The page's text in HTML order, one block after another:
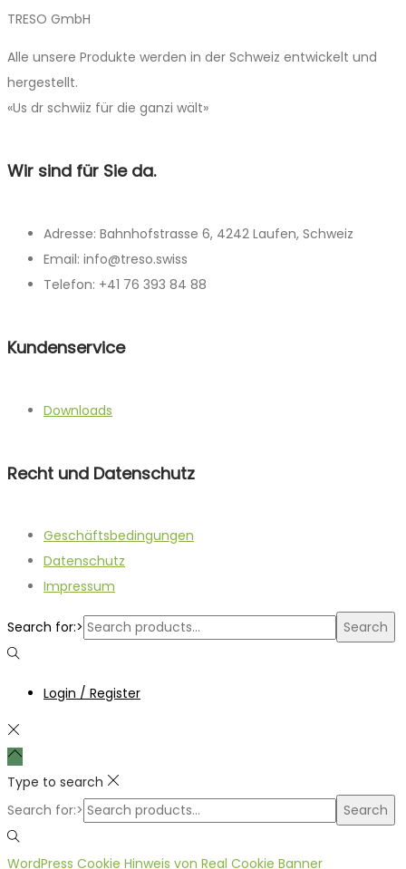
TRESO GmbH
Alle unsere Produkte werden in der Schweiz entwickelt und
hergestellt.
«Us dr schwiiz für die ganzi wält»
Wir sind für Sie da.
Adresse: Bahnhofstrasse 6, 4242 Laufen, Schweiz
Email: info@treso.swiss
Telefon: +41 76 393 84 88
Kundenservice
Downloads
Recht und Datenschutz
Geschäftsbedingungen
Datenschutz
Impressum
Search for:> Search
Login / Register
Type to search
Search for:>
Search
WordPress Cookie Hinweis von Real Cookie Banner